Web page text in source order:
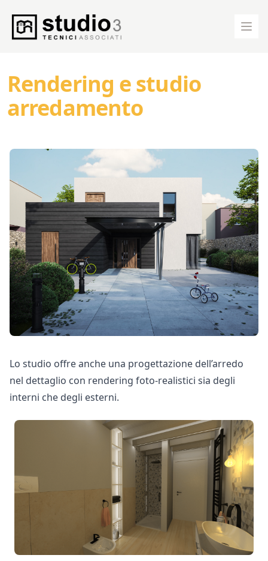
Studio 3 Tecnici Associati Logo
Apri
Rendering e studio
arredamento
Lo studio offre anche una progettazione dell’arredo
nel dettaglio con rendering foto-realistici sia degli
interni che degli esterni.